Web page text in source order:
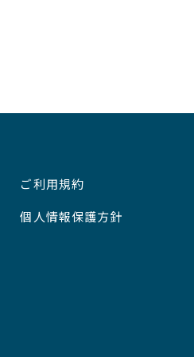
ご利用規約
個人情報保護方針